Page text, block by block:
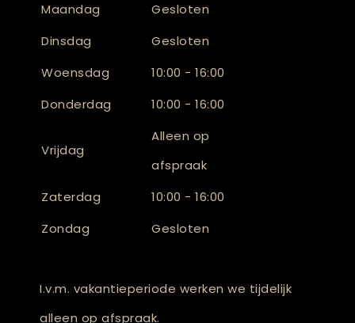
Maandag
Gesloten
Dinsdag
Gesloten
Woensdag
10:00 - 16:00
Donderdag
10:00 - 16:00
Vrijdag
Alleen op
afspraak
Zaterdag
10:00 - 16:00
Zondag
Gesloten
I.v.m. vakantieperiode werken we tijdelijk
alleen op afspraak.